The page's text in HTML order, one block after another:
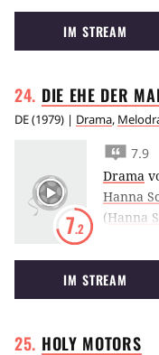
Untiefen
mit
IM STREAM
DIE EHE DER
DE(1979) | Drama,
7.2
7.9
Drama
Hanna
(Hanna
Löwitsch
hatte,
IM STREAM
HOLY MOTORS